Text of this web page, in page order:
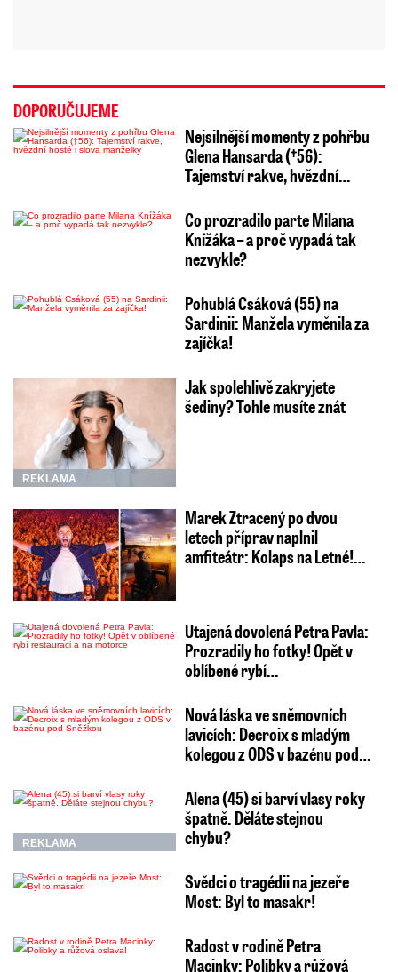
DOPORUČUJEME
Nejsilnější momenty z pohřbu
Glena Hansarda (†56):
Tajemství rakve, hvězdní…
Co prozradilo parte Milana
Knížáka – a proč vypadá tak
nezvykle?
Pohublá Csáková (55) na
Sardinii: Manžela vyměnila za
zajíčka!
REKLAMA
Jak spolehlivě zakryjete
šediny? Tohle musíte znát
Marek Ztracený po dvou
letech příprav naplnil
amfiteátr: Kolaps na Letné!…
Utajená dovolená Petra Pavla:
Prozradily ho fotky! Opět v
oblíbené rybí…
Nová láska ve sněmovních
lavicích: Decroix s mladým
kolegou z ODS v bazénu pod…
REKLAMA
Alena (45) si barví vlasy roky
špatně. Děláte stejnou
chybu?
Svědci o tragédii na jezeře
Most: Byl to masakr!
Radost v rodině Petra
Macinky: Polibky a růžová